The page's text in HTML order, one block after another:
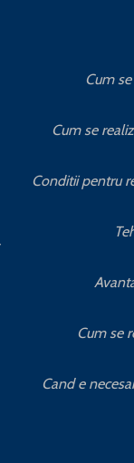
Cum
Cum se
Conditii pentru
Cum se
Cand e